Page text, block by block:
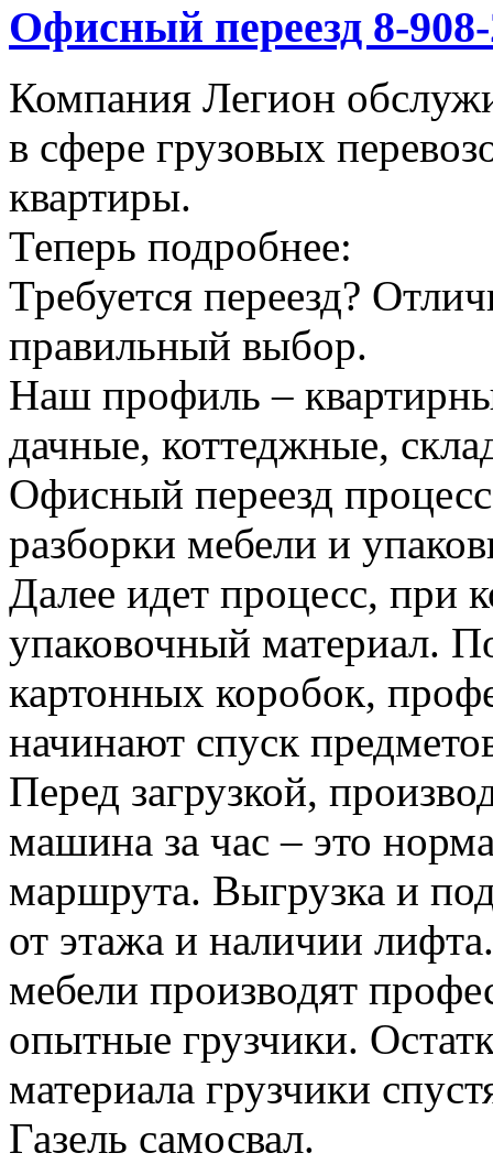
Офисный переезд 8-
Компания Легион
в сфере грузовых
квартиры.
Теперь подробнее:
Требуется переезд?
правильный выбор.
Наш профиль –
дачные, коттеджные,
Офисный переезд
разборки мебели и
Далее идет процесс, при
упаковочный материал.
картонных коробок,
начинают спуск
Перед загрузкой,
машина за час – это
маршрута. Выгрузка и
от этажа и наличии
мебели производят
опытные грузчики.
материала грузчики
Газель самосвал.